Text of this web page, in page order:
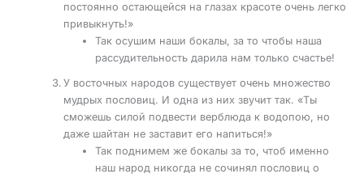
постоянно остающейся на глазах красоте очень легко
привыкнуть!»
Так осушим наши бокалы, за то чтобы наша
рассудительность дарила нам только счастье!
У восточных народов существует очень множество
мудрых пословиц. И одна из них звучит так. «Ты
сможешь силой подвести верблюда к водопою, но
даже шайтан не заставит его напиться!»
Так поднимем же бокалы за то, чтоб именно
наш народ никогда не сочинял пословиц о